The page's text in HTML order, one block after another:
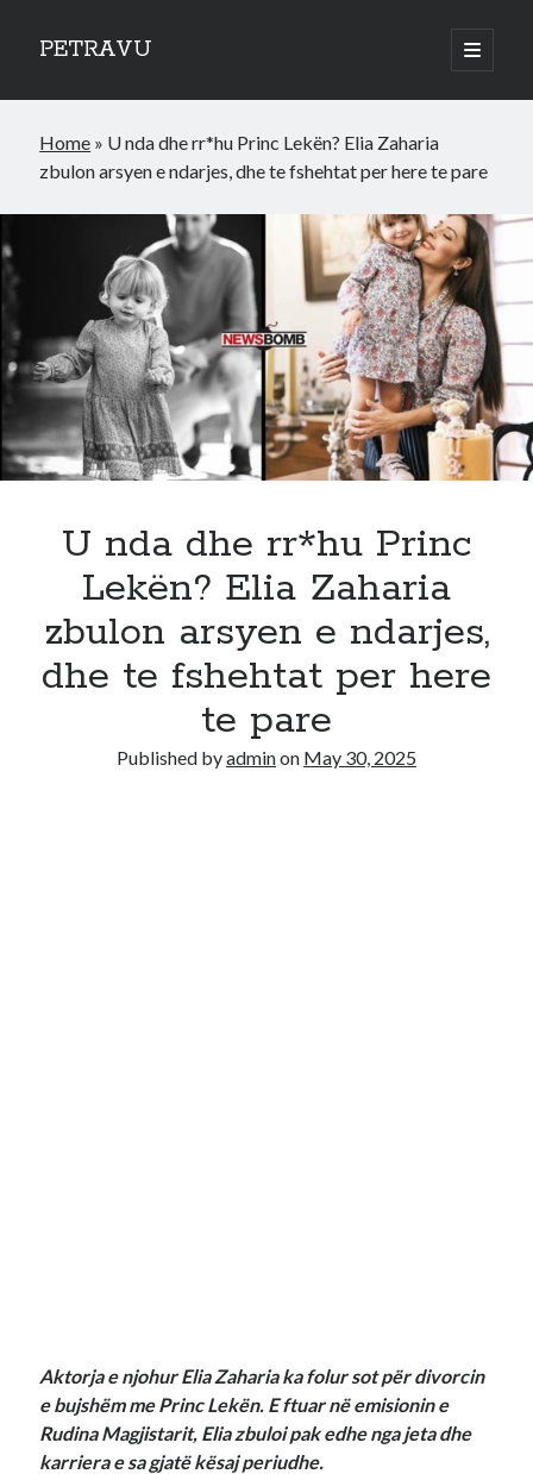
PETRAVU
open
primary
Sidebar
Bank
Credit Cards
Home » U nda dhe rr*hu Princ Lekën? Elia Zaharia
zbulon arsyen e ndarjes, dhe te fshehtat per here te pare
U nda dhe rr*hu Princ
Lekën? Elia Zaharia
zbulon arsyen e ndarjes,
dhe te fshehtat per here
te pare
Published byadminon May 30, 2025
Aktorja e njohur Elia Zaharia ka folur sot për divorcin
e bujshëm me Princ Lekën. E ftuar në emisionin e
Rudina Magjistarit, Elia zbuloi pak edhe nga jeta dhe
karriera e sa gjatë kësaj periudhe.